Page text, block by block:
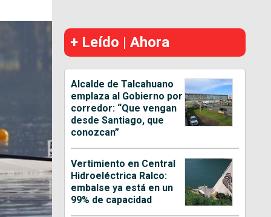
+ Leído | Ahora
Alcalde de Talcahuano
emplaza al Gobierno por
corredor: “Que vengan
desde Santiago, que
conozcan”
Vertimiento en Central
Hidroeléctrica Ralco:
embalse ya está en un
99% de capacidad